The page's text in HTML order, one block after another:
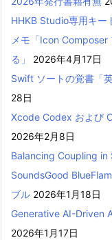
HHKB Studio専用キー
メモ「Icon
る」
2026年4月17日
Swift ソートの覚書「
28日
Xcode Codex および
2026年2月8日
Balancing Coupling
SoundsGood
ブル 2026年1月18日
Generative AI-Driven
2026年1月17日